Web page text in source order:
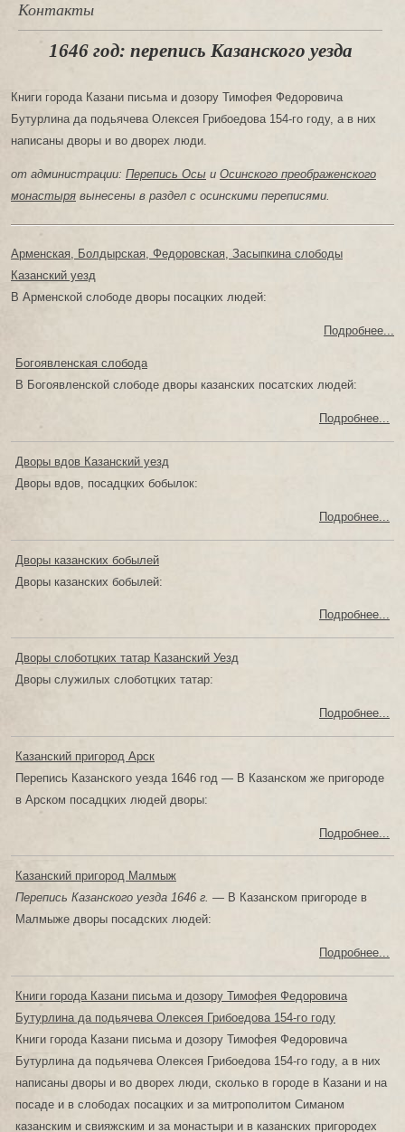
Контакты
1646 год: перепись Казанского уезда
Книги города Казани письма и дозору Тимофея Федоровича
Бутурлина да подьячева Олексея Грибоедова 154-го году, а в них
написаны дворы и во дворех люди.
от администрации: Перепись Осы и Осинского преображенского
монастыря вынесены в раздел с осинскими переписями.
Арменская, Болдырская, Федоровская, Засыпкина слободы
Казанский уезд
В Арменской слободе дворы посацких людей:
Подробнее...
Богоявленская слобода
В Богоявленской слободе дворы казанских посатских людей:
Подробнее...
Дворы вдов Казанский уезд
Дворы вдов, посадцких бобылок:
Подробнее...
Дворы казанских бобылей
Дворы казанских бобылей:
Подробнее...
Дворы слоботцких татар Казанский Уезд
Дворы служилых слоботцких татар:
Подробнее...
Казанский пригород Арск
Перепись Казанского уезда 1646 год — В Казанском же пригороде
в Арском посадцких людей дворы:
Подробнее...
Казанский пригород Малмыж
Перепись Казанского уезда 1646 г. — В Казанском пригороде в
Малмыже дворы посадских людей:
Подробнее...
Книги города Казани письма и дозору Тимофея Федоровича
Бутурлина да подьячева Олексея Грибоедова 154-го году
Книги города Казани письма и дозору Тимофея Федоровича
Бутурлина да подьячева Олексея Грибоедова 154-го году, а в них
написаны дворы и во дворех люди, сколько в городе в Казани и на
посаде и в слободах посацких и за митрополитом Симаном
казанским и свияжским и за монастыри и в казанских пригородех